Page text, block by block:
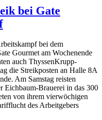
bei Gate
bei dem
Gourmet am Wochenende
auch ThyssenKrupp-
die Streikposten an Halle 8A
Am Samstag reisten
Eichbaum-Brauerei in das 300
von ihrem vierwöchigen
des Arbeitgebers